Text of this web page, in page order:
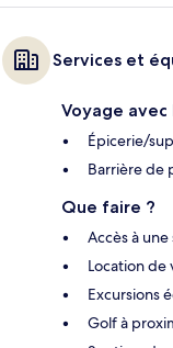
Services et
Voyage
Épicerie/
Barrière de
Que faire ?
Accès à
Location de
Excursions
Golf à